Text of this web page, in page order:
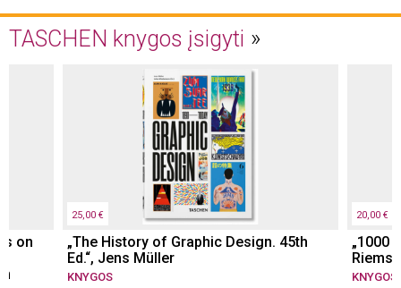
TASCHEN knygos įsigyti
on
25,00 €
„The History of Graphic Design. 45th
Ed.“, Jens Müller
KNYGOS
20,00 €
„1000
KNYGOS